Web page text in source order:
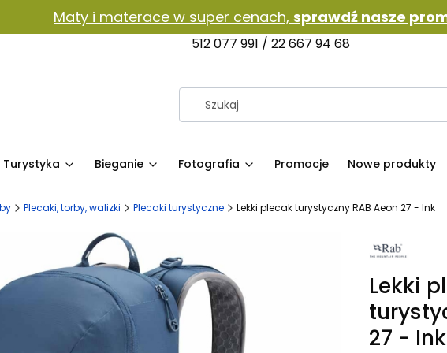
Maty i materace w super cenach, sprawdź nasze
512 077 991 / 22 667 94 68
Turystyka Bieganie Fotografia Promocje Nowe produkty
Plecaki, torby, walizki Plecaki turystyczne Lekki plecak turystyczny RAB Aeon 27 - Ink
Lekki
27 - Ink